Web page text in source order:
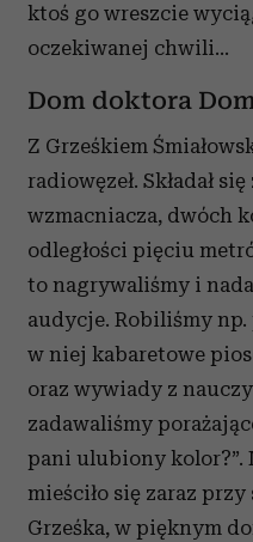
ktoś go wreszcie
oczekiwanej chwili...
Dom doktora
Z Grześkiem
radiowęzeł. Składał
wzmacniacza, dwóch
odległości pięciu
to nagrywaliśmy i
audycje. Robiliśmy
w niej kabaretowe
oraz wywiady z
zadawaliśmy
pani ulubiony kolor?”.
mieściło się zaraz
Grześka, w pięknym